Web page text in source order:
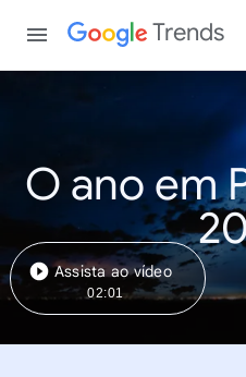
Trends
O ano em
Assista ao vídeo
02:01